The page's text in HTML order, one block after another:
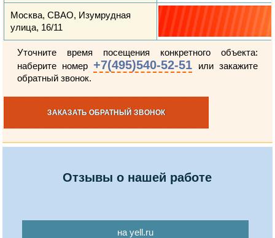
Москва, СВАО, Изумрудная
улица, 16/11
Уточните время посещения конкретного объекта:
наберите номер+7(495)540-52-51 или закажите
обратный звонок.
ЗАКАЗАТЬ ОБРАТНЫЙ ЗВОНОК
Отзывы о нашей работе
на yell.ru